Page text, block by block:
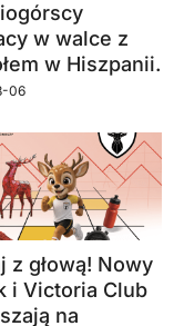
w walce z
w Hiszpanii.
06
z głową! Nowy
i Victoria Club
na